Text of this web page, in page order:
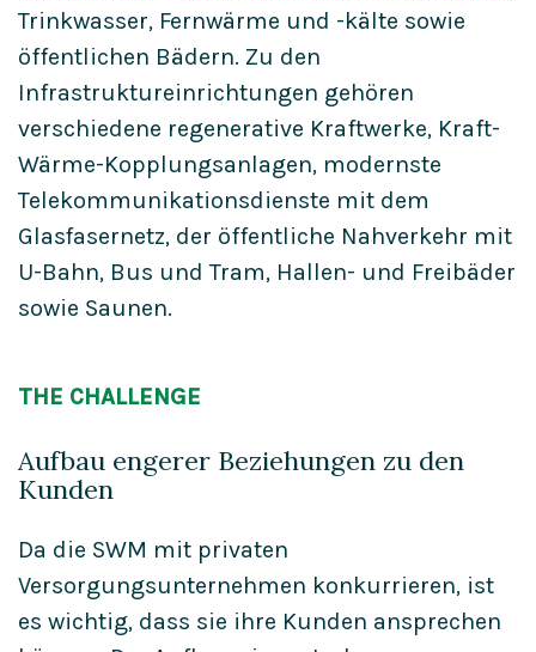
Trinkwasser, Fernwärme und -kälte sowie
öffentlichen Bädern. Zu den
Infrastruktureinrichtungen gehören
verschiedene regenerative Kraftwerke, Kraft-
Wärme-Kopplungsanlagen, modernste
Telekommunikationsdienste mit dem
Glasfasernetz, der öffentliche Nahverkehr mit
U-Bahn, Bus und Tram, Hallen- und Freibäder
sowie Saunen.
THE CHALLENGE
Aufbau engerer Beziehungen zu den
Kunden
Da die SWM mit privaten
Versorgungsunternehmen konkurrieren, ist
es wichtig, dass sie ihre Kunden ansprechen